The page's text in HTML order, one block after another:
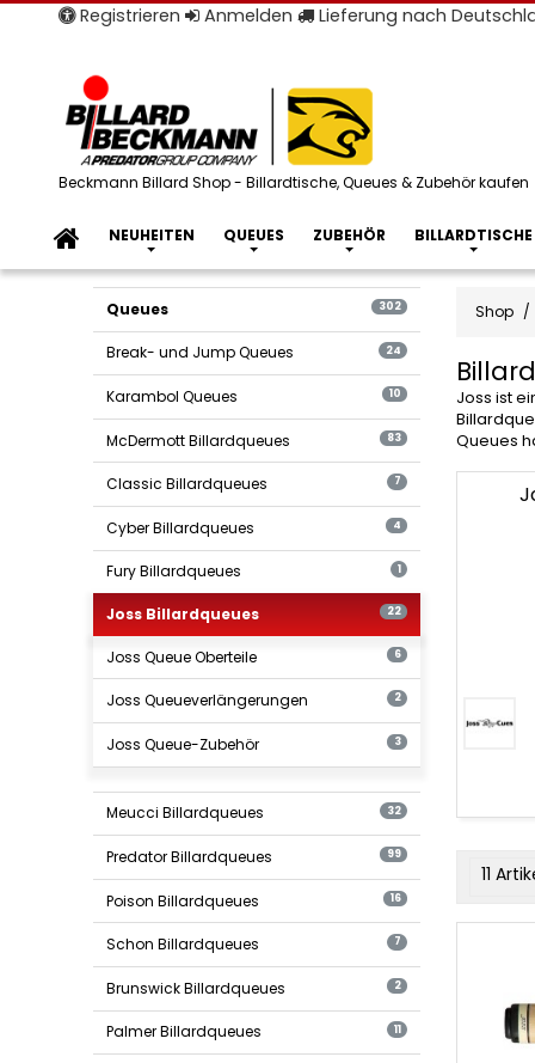
Registrieren Anmelden Lieferung nach
Beckmann Billard Shop - Billardtische, Queues & Zubehör kaufen
NEUHEITEN QUEUES ZUBEHÖR BILLARDTISCHE
Shop
Joss ist
Queues
Billard
11
Billard
Queues 302
Break- und Jump Queues 24
Karambol Queues 10
McDermott Billardqueues 83
Classic Billardqueues 7
Cyber Billardqueues 4
Fury Billardqueues 1
Joss Billardqueues 22
Joss Queue Oberteile 6
Joss Queueverlängerungen 2
Joss Queue-Zubehör 3
Meucci Billardqueues 32
Predator Billardqueues 99
Poison Billardqueues 16
Schon Billardqueues 7
Brunswick Billardqueues 2
Palmer Billardqueues 11